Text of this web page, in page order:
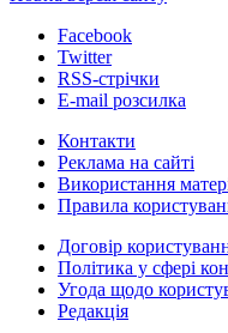
Facebook
Twitter
RSS-стрічки
E-mail розсилка
Контакти
Реклама на сайті
Використання
Правила
Договір
Політика у сфері
Угода щодо
Редакція